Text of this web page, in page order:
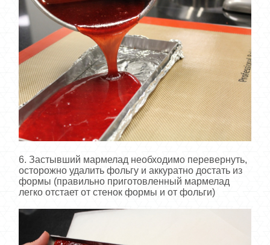
6. Застывший мармелад необходимо перевернуть,
осторожно удалить фольгу и аккуратно достать из
формы (правильно приготовленный мармелад
легко отстает от стенок формы и от фольги)